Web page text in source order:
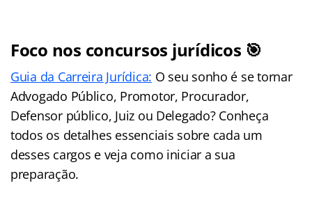
Foco nos concursos jurídicos 🎯
Guia da Carreira Jurídica: O seu sonho é se tornar
Advogado Público, Promotor, Procurador,
Defensor público, Juiz ou Delegado? Conheça
todos os detalhes essenciais sobre cada um
desses cargos e veja como iniciar a sua
preparação.